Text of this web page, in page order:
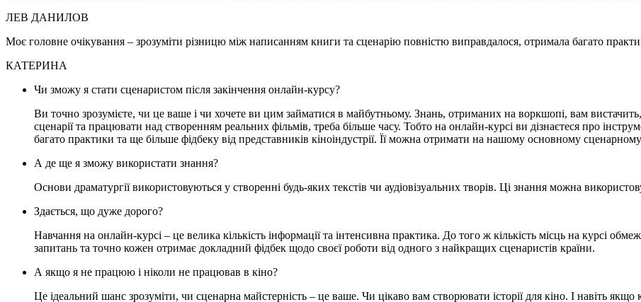
ЛЕВ ДАНИЛОВ
Моє головне очікування – зрозуміти різницю між написанням книги та сценарію повністю виправдалося, отримала багато
КАТЕРИНА
Чи зможу я стати сценаристом після закінчення онлайн-курсу?
Ви точно зрозумієте, чи це ваше і чи хочете ви цим займатися в майбутньому. Знань, отриманих на воркшопі, вам
сценарії та працювати над створенням реальних фільмів, треба більше часу. Тобто на онлайн-курсі ви дізнаєтеся про
багато практики та ще більше фідбеку від представників кіноіндустрії. Її можна отримати на нашому основному
А де ще я зможу використати знання?
Основи драматургії використовуються у створенні будь-яких текстів чи аудіовізуальних творів. Ці знання можна
Здається, що дуже дорого?
Навчання на онлайн-курсі – це велика кількість інформації та інтенсивна практика. До того ж кількість місць на курсі
запитань та точно кожен отримає докладний фідбек щодо своєї роботи від одного з найкращих сценаристів країни.
А якщо я не працюю і ніколи не працював в кіно?
Це ідеальний шанс зрозуміти, чи сценарна майстерність – це ваше. Чи цікаво вам створювати історії для кіно. І навіть